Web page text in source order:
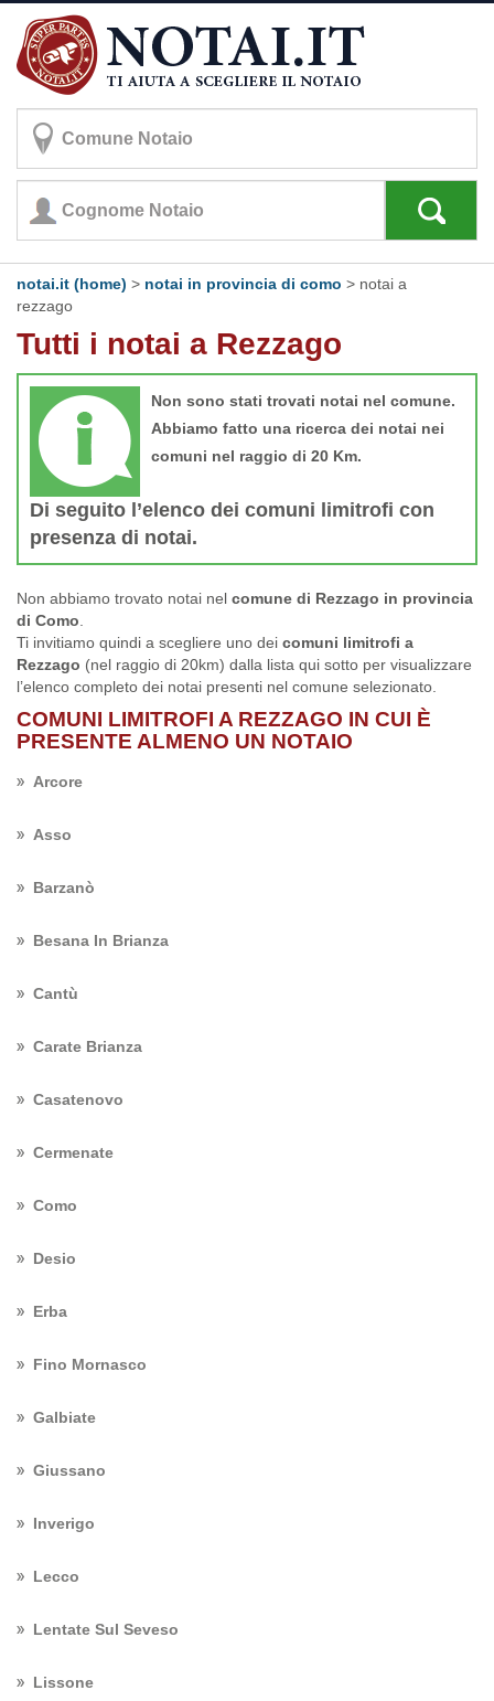
notai.it (home) > notai in provincia di como > notai a
rezzago
Tutti i notai a Rezzago
Non sono stati trovati notai nel comune.
Abbiamo fatto una ricerca dei notai nei
comuni nel raggio di 20 Km.
Di seguito l’elenco dei comuni limitrofi con
presenza di notai.
Non abbiamo trovato notai nel comune di Rezzago in provincia
di Como
Ti invitiamo quindi a scegliere uno dei comuni limitrofi a
Rezzago (nel raggio di 20km) dalla lista qui sotto per visualizzare
l’elenco completo dei notai presenti nel comune selezionato.
COMUNI LIMITROFI A REZZAGO IN CUI È
PRESENTE ALMENO UN NOTAIO
Arcore
Asso
Barzanò
Besana In Brianza
Cantù
Carate Brianza
Casatenovo
Cermenate
Como
Desio
Erba
Fino Mornasco
Galbiate
Giussano
Inverigo
Lecco
Lentate Sul Seveso
Lissone